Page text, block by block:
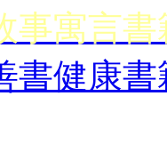
事寓言書
書健康書